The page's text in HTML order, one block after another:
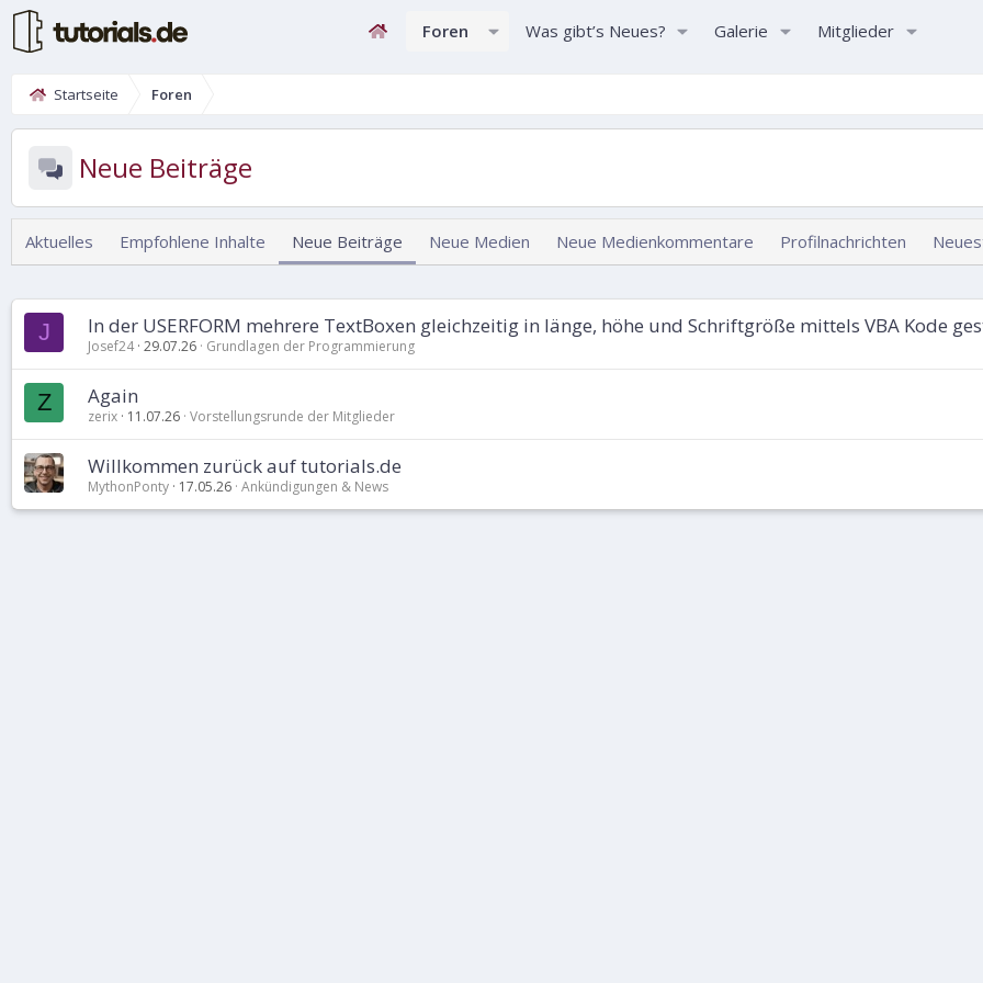
Foren Was gibt’s Neues? Galerie Mitglieder
Startseite Foren
Neue Beiträge
Aktuelles Empfohlene Inhalte Neue Beiträge Neue Medien Neue Medienkommentare Profilnachrichten
J In der USERFORM mehrere TextBoxen gleichzeitig in länge, höhe und Schriftgröße mittels VBA Kode
Josef24 29.07.26 Grundlagen der Programmierung
Z Again
zerix 11.07.26 Vorstellungsrunde der Mitglieder
Willkommen zurück auf tutorials.de
MythonPonty 17.05.26 Ankündigungen & News